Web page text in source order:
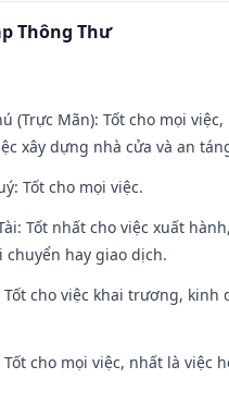
Thông Thư
(Trực Mãn): Tốt cho mọi
xây dựng nhà cửa và an
Tốt cho mọi việc.
Tốt nhất cho việc xuất
hay giao dịch.
Tốt cho việc khai trương, kinh
Tốt cho mọi việc, nhất là việc